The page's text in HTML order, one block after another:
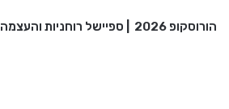
הורוסקופ 2026 ספיישל רוחניות והעצמה 2026